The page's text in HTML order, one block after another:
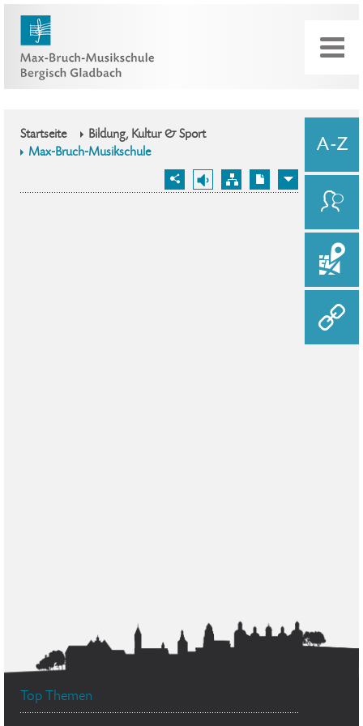
Startseite
Bildung, Kultur & Sport
Max-Bruch-Musikschule
Top Themen